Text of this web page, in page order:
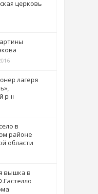
церковь
лагеря
р-н
в
районе
области
вышка в